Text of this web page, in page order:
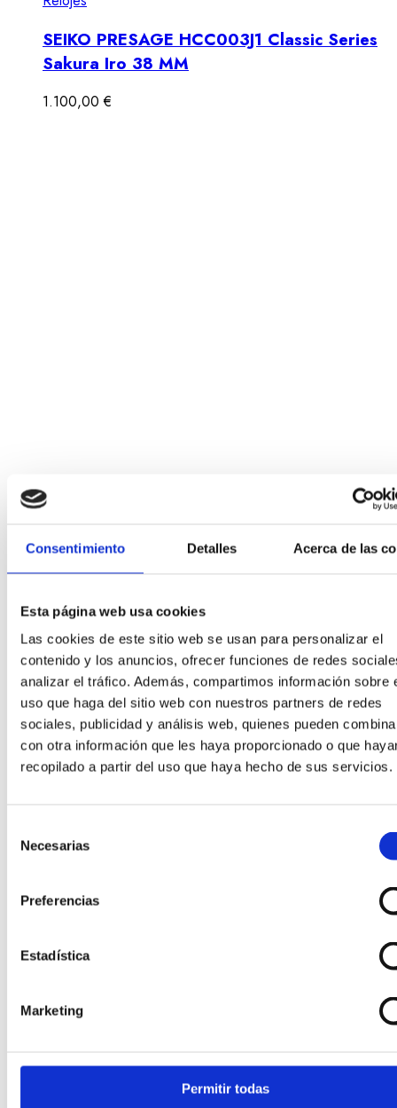
Consentimiento Detalles Acerca de las
Esta página web usa cookies
Las cookies de este sitio web se usan para personalizar el
contenido y los anuncios, ofrecer funciones de redes
analizar el tráfico. Además, compartimos información sobre
uso que haga del sitio web con nuestros partners de redes
sociales, publicidad y análisis web, quienes pueden
con otra información que les haya proporcionado o que
recopilado a partir del uso que haya hecho de sus servicios.
Necesarias
Preferencias
Estadística
Marketing
Permitir todas
SEIKO PRESAGE HCC003J1 Classic Series
Sakura Iro 38 MM
1.100,00€
Añadir al carrito
MM Ref. 01 782 7811 4055-07 8 20 20